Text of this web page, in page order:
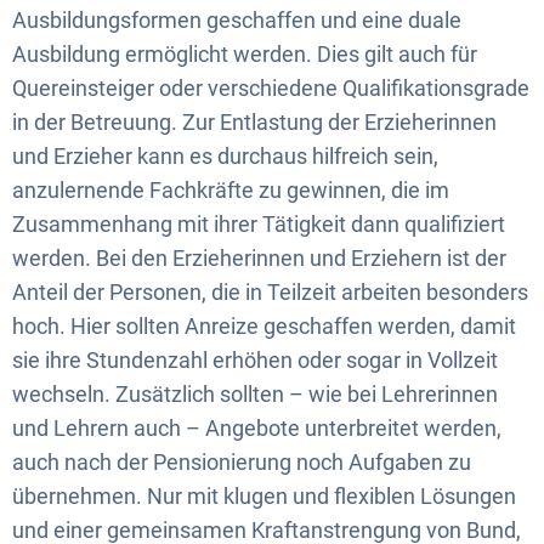
Ausbildungsformen geschaffen und eine duale
Ausbildung ermöglicht werden. Dies gilt auch für
Quereinsteiger oder verschiedene Qualifikationsgrade
in der Betreuung. Zur Entlastung der Erzieherinnen
und Erzieher kann es durchaus hilfreich sein,
anzulernende Fachkräfte zu gewinnen, die im
Zusammenhang mit ihrer Tätigkeit dann qualifiziert
werden. Bei den Erzieherinnen und Erziehern ist der
Anteil der Personen, die in Teilzeit arbeiten besonders
hoch. Hier sollten Anreize geschaffen werden, damit
sie ihre Stundenzahl erhöhen oder sogar in Vollzeit
wechseln. Zusätzlich sollten – wie bei Lehrerinnen
und Lehrern auch – Angebote unterbreitet werden,
auch nach der Pensionierung noch Aufgaben zu
übernehmen. Nur mit klugen und flexiblen Lösungen
und einer gemeinsamen Kraftanstrengung von Bund,